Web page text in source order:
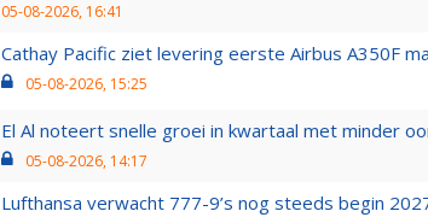
05-08-2026, 16:41
Cathay Pacific ziet levering eerste Airbus A350F
05-08-2026, 15:25
El Al noteert snelle groei in kwartaal met minder
05-08-2026, 14:17
Lufthansa verwacht 777-9’s nog steeds begin